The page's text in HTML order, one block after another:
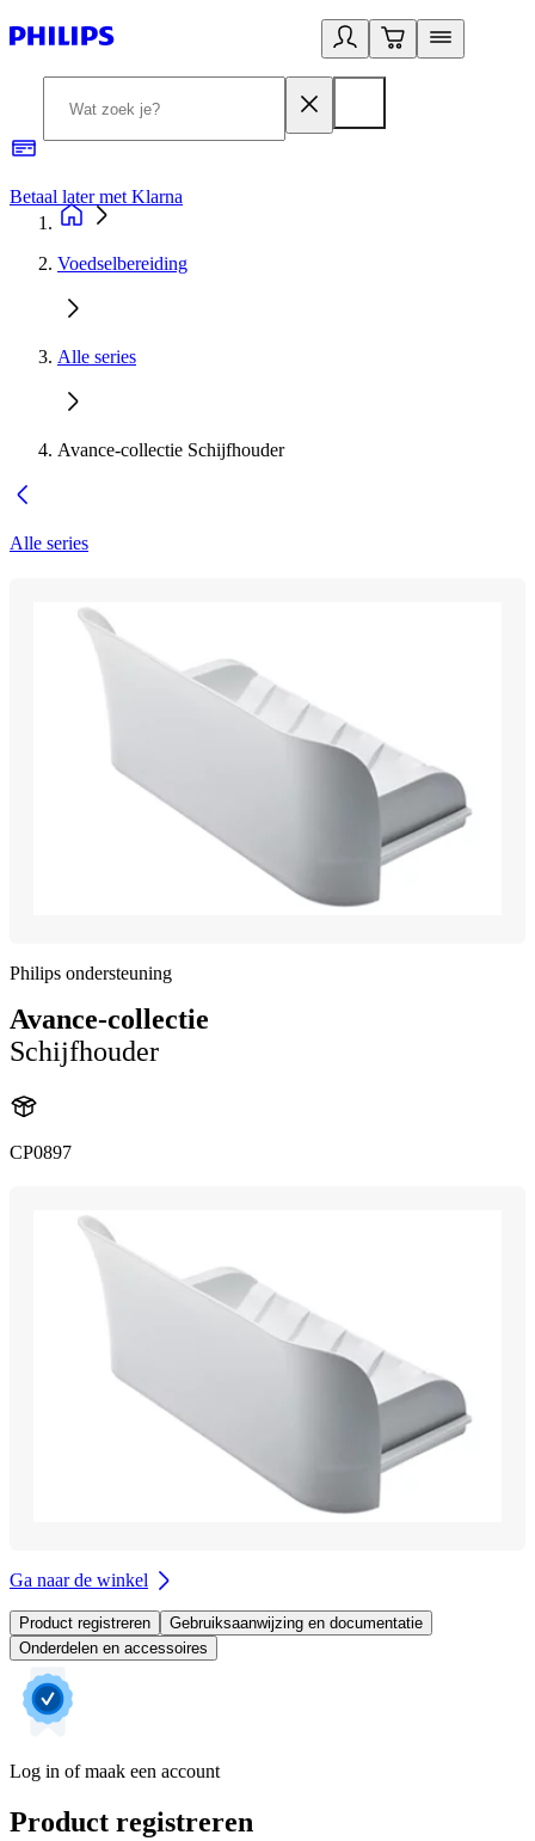
Betaal later met Klarna
Voedselbereiding
Alle series
Avance-collectie Schijfhouder
Alle series
Philips ondersteuning
Avance-collectie
Schijfhouder
CP0897
Ga naar de winkel
Product registreren
Gebruiksaanwijzing en documentatie
Onderdelen en accessoires
Log in of maak een account
Product registreren